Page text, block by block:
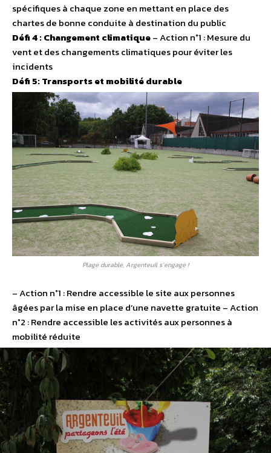
spécifiques à chaque zone en mettant en place des
chartes de bonne conduite à destination du public
Défi 4 : Changement climatique– Action n°1 : Mesure du
vent et des changements climatiques pour éviter les
incidents
Défi 5: Transports et mobilité durable
Plage durable, Argenteuil s’engage !
– Action n°1 : Rendre accessible le site aux personnes
âgées par la mise en place d’une navette gratuite – Action
n°2 : Rendre accessible les activités aux personnes à
mobilité réduite